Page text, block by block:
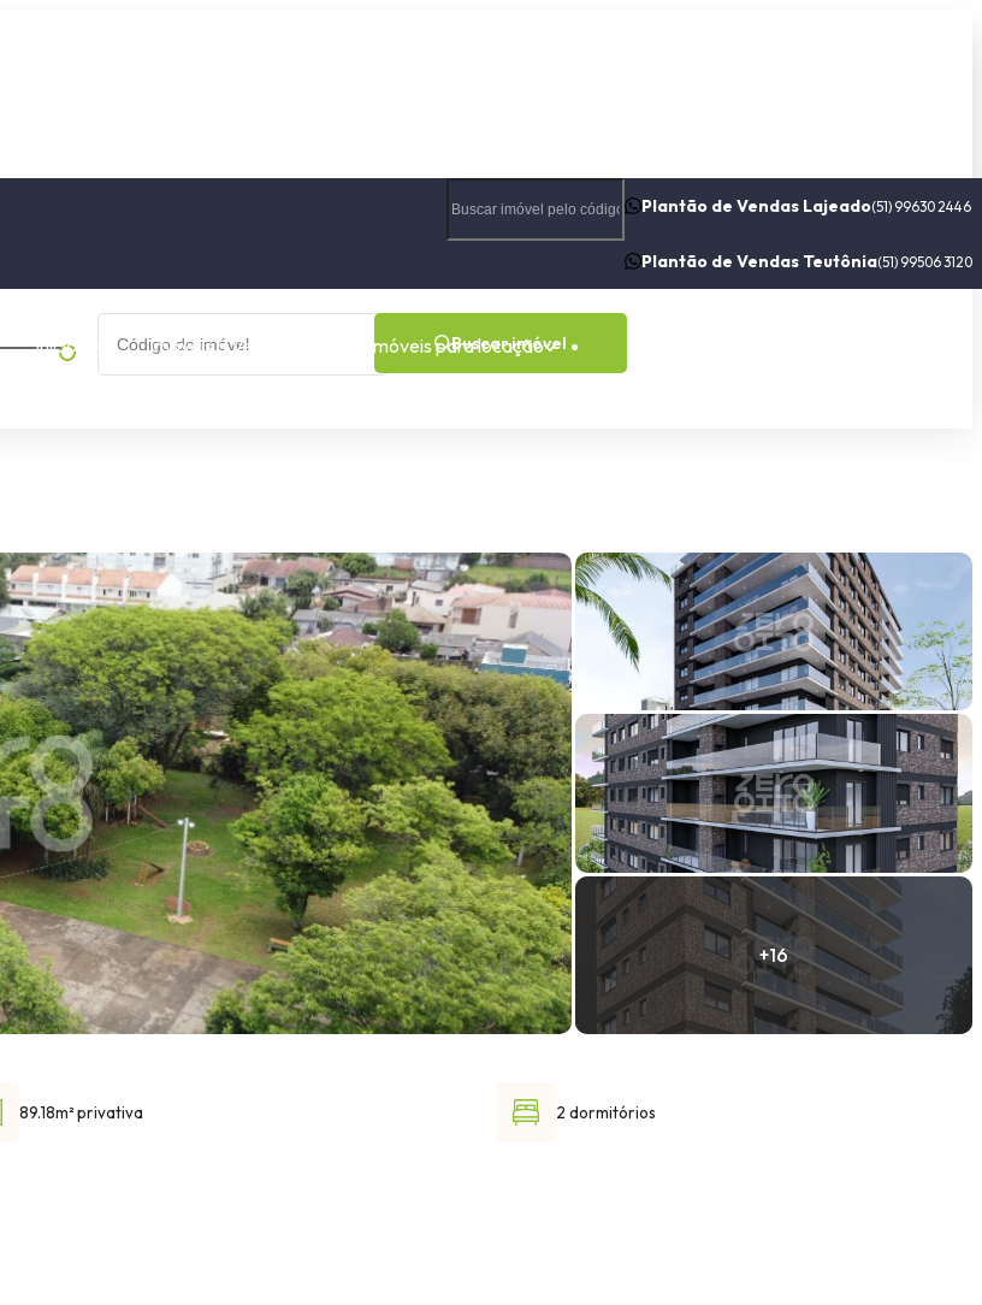
Plantão de Vendas Lajeado(51) 99630 2446
Plantão de Vendas Teutônia(51) 99506 3120
Início Imóveis a Venda Imóveis para locação
Buscar imóvel
89.18m² privativa 2 dormitórios